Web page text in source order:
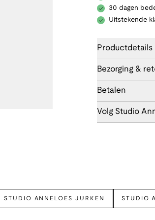
30 dagen
Uitstekende
Productdetails
Bezorging &
Betalen
Volg Studio
STUDIO ANNELOES JURKEN STUDIO